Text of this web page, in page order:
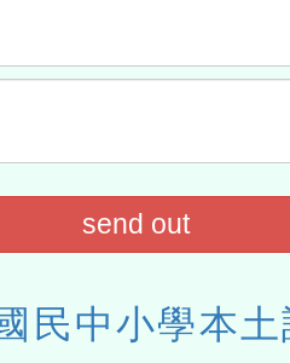
send out
民中小學本